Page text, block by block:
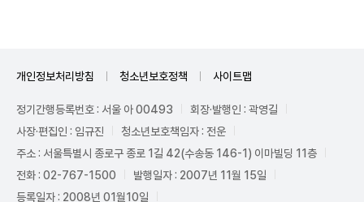
개인정보처리방침 청소년보호정책 사이트맵
정기간행등록번호 : 서울 아 00493
회장·발행인 : 곽영길
사장·편집인 : 임규진
청소년보호책임자 : 전운
주소 : 서울특별시 종로구 종로 1길 42(수송동 146-1) 이마빌딩 11층
전화 : 02-767-1500
발행일자 : 2007년 11월 15일
등록일자 : 2008년 01월10일